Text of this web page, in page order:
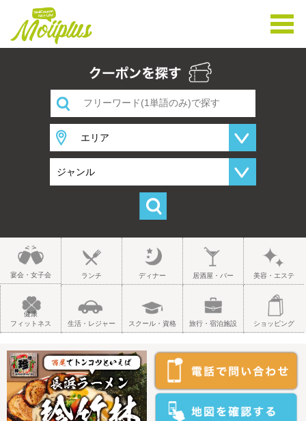
宴会・女子会 ランチ ディナー 居酒屋・バー 美容・エステ
健康
フィットネス
生活・レジャー スクール・資格 旅行・宿泊施設 ショッピング